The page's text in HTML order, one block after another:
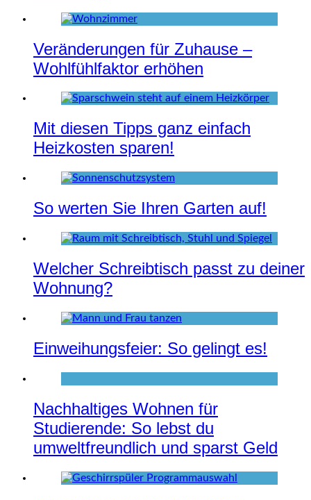
Veränderungen für Zuhause –
Wohlfühlfaktor erhöhen
Mit diesen Tipps ganz einfach
Heizkosten sparen!
So werten Sie Ihren Garten auf!
Welcher Schreibtisch passt zu deiner
Wohnung?
Einweihungsfeier: So gelingt es!
Nachhaltiges Wohnen für
Studierende: So lebst du
umweltfreundlich und sparst Geld